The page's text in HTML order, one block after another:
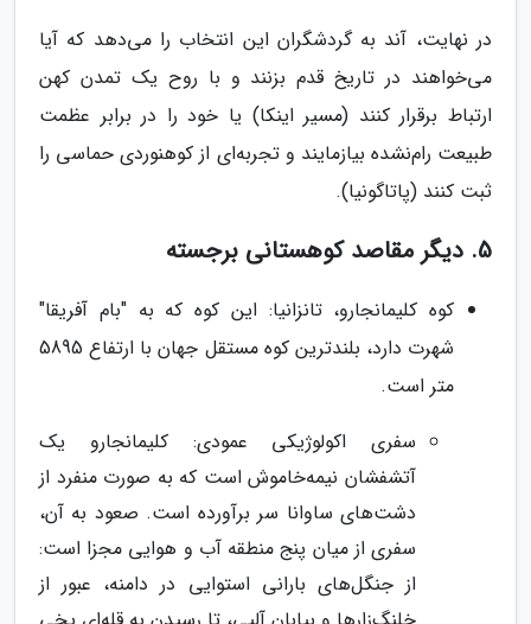
در نهایت، آند به گردشگران این انتخاب را می‌دهد که آیا
می‌خواهند در تاریخ قدم بزنند و با روح یک تمدن کهن
ارتباط برقرار کنند (مسیر اینکا) یا خود را در برابر عظمت
طبیعت رام‌نشده بیازمایند و تجربه‌ای از کوهنوردی حماسی را
ثبت کنند (پاتاگونیا).
5. دیگر مقاصد کوهستانی برجسته
کوه کلیمانجارو، تانزانیا: این کوه که به "بام آفریقا"
شهرت دارد، بلندترین کوه مستقل جهان با ارتفاع 5895
متر است.
سفری اکولوژیکی عمودی: کلیمانجارو یک
آتشفشان نیمه‌خاموش است که به صورت منفرد از
دشت‌های ساوانا سر برآورده است. صعود به آن،
سفری از میان پنج منطقه آب و هوایی مجزا است:
از جنگل‌های بارانی استوایی در دامنه، عبور از